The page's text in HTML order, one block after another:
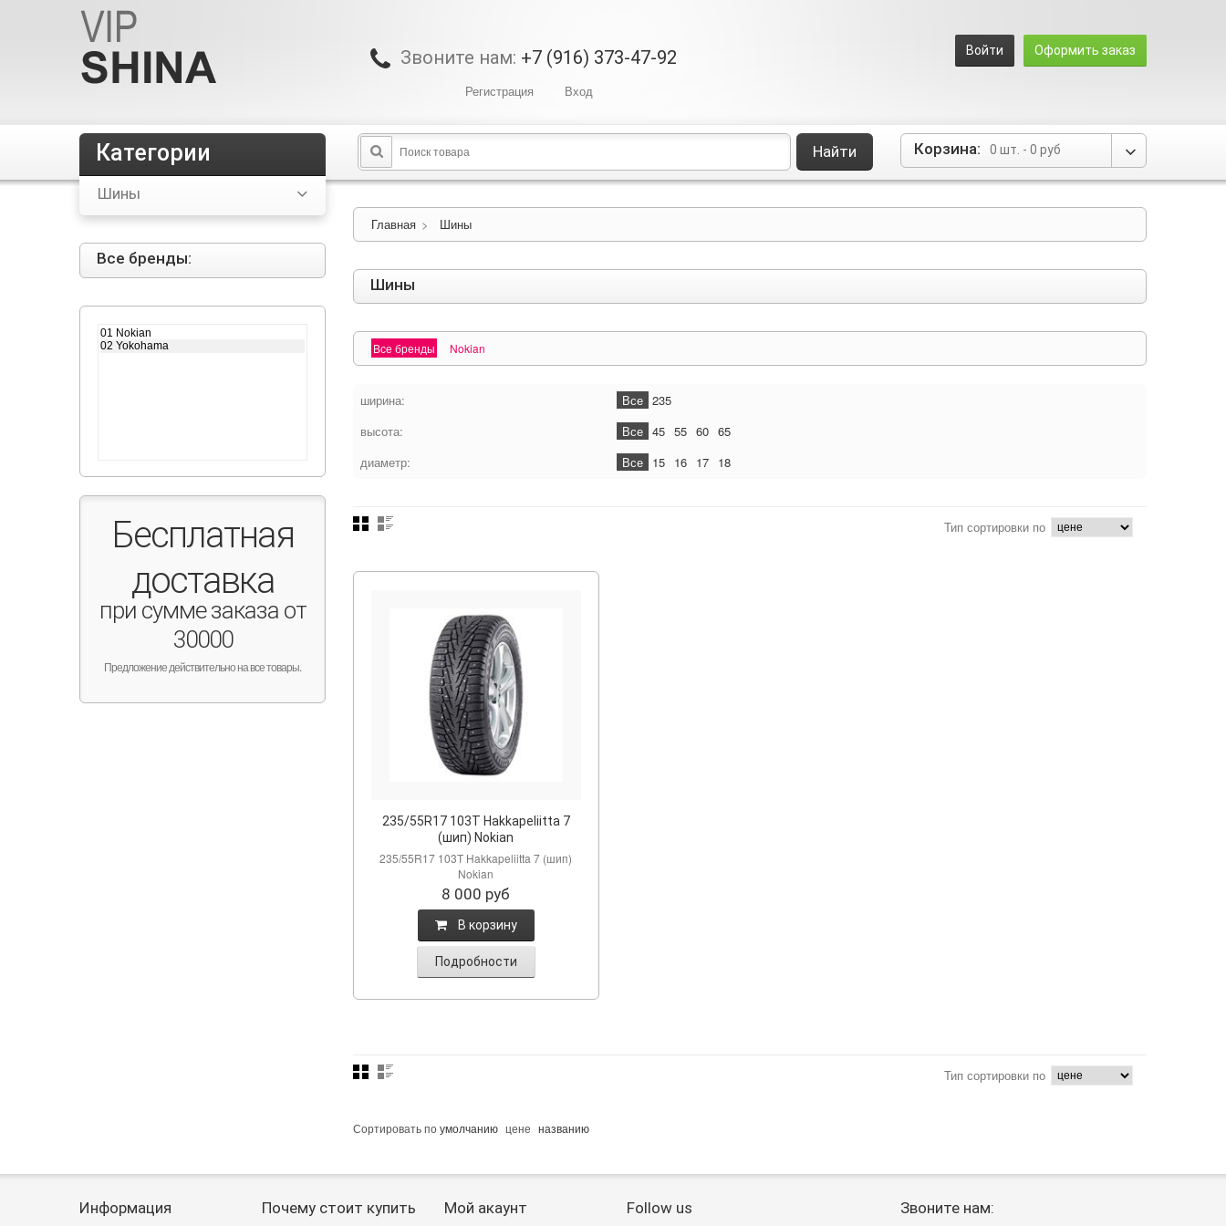
Войти Оформить заказ
Звоните нам: +7 (916) 373-47-92
Регистрация Вход
Корзина: 0 шт. - 0 руб
Найти
Главная > Шины
Шины
Все бренды Nokian
ширина: Все 235
высота:
Все 45 55 60 65
диаметр:
Все 15 16 17 18
Тип сортировки по
235/55R17 103Т Hakkapeliitta 7
(шип) Nokian
235/55R17 103Т Hakkapeliitta 7 (шип)
Nokian
8 000 руб
B корзину
Подробности
Тип сортировки по
Сортировать поумолчанию цене названию
Категории
Шины
Все бренды:
Бесплатная
доставка
при сумме заказа от
30000
Предложение действительно на все товары.
Информация Почему стоит купить Мой акаунт Follow us
Звоните нам: